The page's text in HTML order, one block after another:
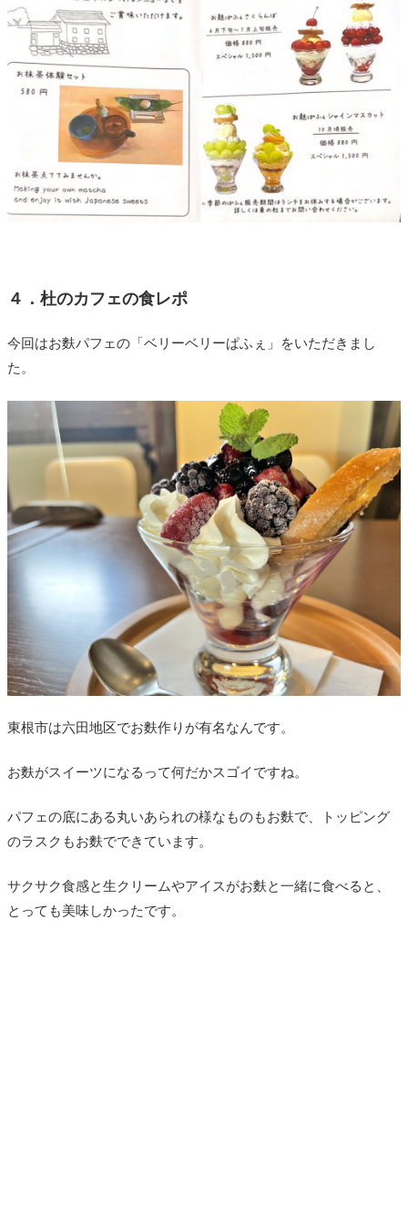
４．杜のカフェの食レポ
今回はお麩パフェの「ベリーベリーぱふぇ」をいただきまし
た。
東根市は六田地区でお麩作りが有名なんです。
お麩がスイーツになるって何だかスゴイですね。
パフェの底にある丸いあられの様なものもお麩で、トッピング
のラスクもお麩でできています。
サクサク食感と生クリームやアイスがお麩と一緒に食べると、
とっても美味しかったです。